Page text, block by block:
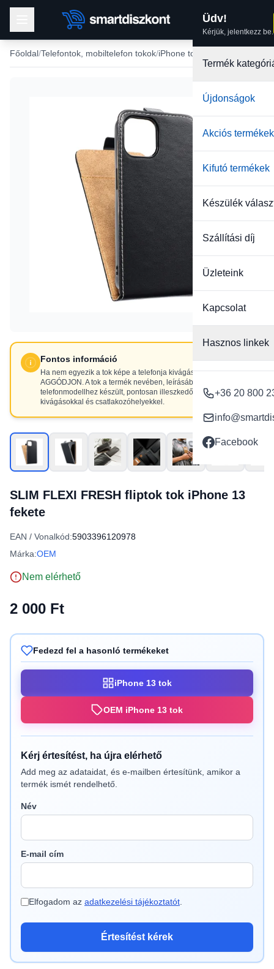
Üdv!
Kérjük, jelentkezz be.
Termék
Újdonságok
Akciós termékek
Kifutó termékek
Készülék
Szállítási díj
Üzleteink
Kapcsolat
Hasznos linkek
+36 20 800
Facebook
Főoldal Telefontok, mobiltelefon tokok iPhone tokok
Fontos információ
Ha nem egyezik a tok képe a telefonja kivágásaival, NE
AGGÓDJON. A tok a termék nevében, leírásában szereplő
telefonmodellhez készült, pontosan illeszkedő
kivágásokkal és csatlakozóhelyekkel.
SLIM FLEXI FRESH fliptok tok iPhone 13
fekete
EAN / Vonalkód:5903396120978
Márka:OEM
Nem elérhető
2 000 Ft
Fedezd fel a hasonló termékeket
iPhone 13 tok
OEM iPhone 13 tok
Kérj értesítést, ha újra elérhető
Add meg az adataidat, és e-mailben értesítünk, amikor a
termék ismét rendelhető.
Név
E-mail cím
Elfogadom az adatkezelési tájékoztatót
Értesítést kérek